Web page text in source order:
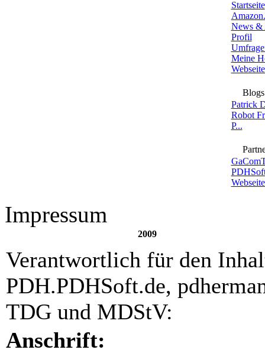
Startseite
News &
Profil
Meine
Blogs
Patrick
Robot
P...
Impressum
2009
Verantwortlich für den
PDH.PDHSoft.de,
TDG und MDStV:
Anschrift: